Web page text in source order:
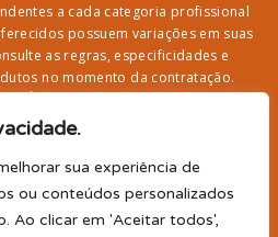
sua experiência de
ou conteúdos personalizados
Ao clicar em 'Aceitar todos',
a cada categoria profissional
possuem variações em suas
as regras, especificidades e
no momento da contratação.
SEGURO DE VIDA, ACIDENTES
FUNERAL 24H, ASSISTÊNCIA
Produto com registro SUSEP
SURA (CNPJ sob o nº
anos (titular) e carência de 60